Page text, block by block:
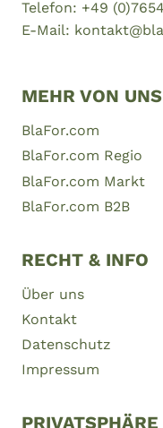
Telefon: +49
E-Mail:
MEHR VON UNS
BlaFor.com
BlaFor.com Regio
BlaFor.com Markt
BlaFor.com B2B
RECHT & INFO
Über uns
Kontakt
Datenschutz
Impressum
PRIVATSPHÄRE